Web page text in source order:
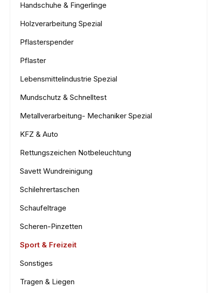
Handschuhe & Fingerlinge
Holzverarbeitung Spezial
Pflasterspender
Pflaster
Lebensmittelindustrie Spezial
Mundschutz & Schnelltest
Metallverarbeitung- Mechaniker Spezial
KFZ & Auto
Rettungszeichen Notbeleuchtung
Savett Wundreinigung
Schilehrertaschen
Schaufeltrage
Scheren-Pinzetten
Sport & Freizeit
Sonstiges
Tragen & Liegen